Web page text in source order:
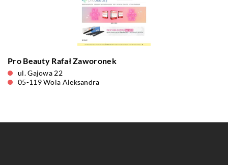
Pro Beauty Rafał Zaworonek
ul. Gajowa 22
05-119 Wola Aleksandra